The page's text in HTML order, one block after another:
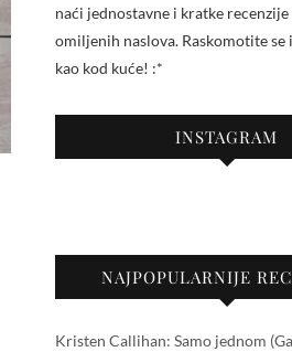
naći jednostavne i kratke
omiljenih naslova. Raskomotite se
kao kod kuće! :*
INSTAGRAM
NAJPOPULARNIJE
Kristen Callihan: Samo jednom